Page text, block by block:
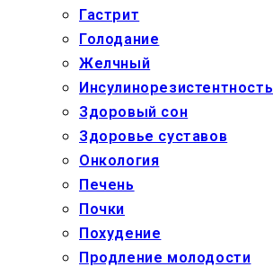
Гастрит
Голодание
Желчный
Инсулинорезистентность
Здоровый сон
Здоровье суставов
Онкология
Печень
Почки
Похудение
Продление молодости